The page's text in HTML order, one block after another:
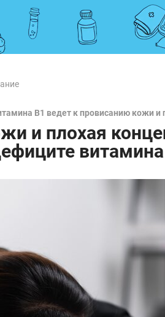
B1 ведет к провисанию кожи и
и плохая
витамина